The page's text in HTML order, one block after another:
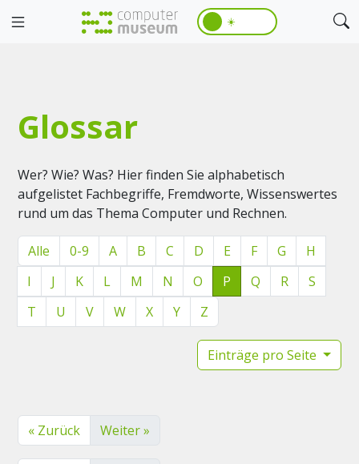
☀️
Glossar
Wer? Wie? Was? Hier finden Sie alphabetisch
aufgelistet Fachbegriffe, Fremdworte, Wissenswertes
rund um das Thema Computer und Rechnen.
Alle 0-9 A B C D E F G
H
I
J K L M N O P Q R
S
T
U V W X Y Z
Einträge pro Seite
« Zurück Weiter »